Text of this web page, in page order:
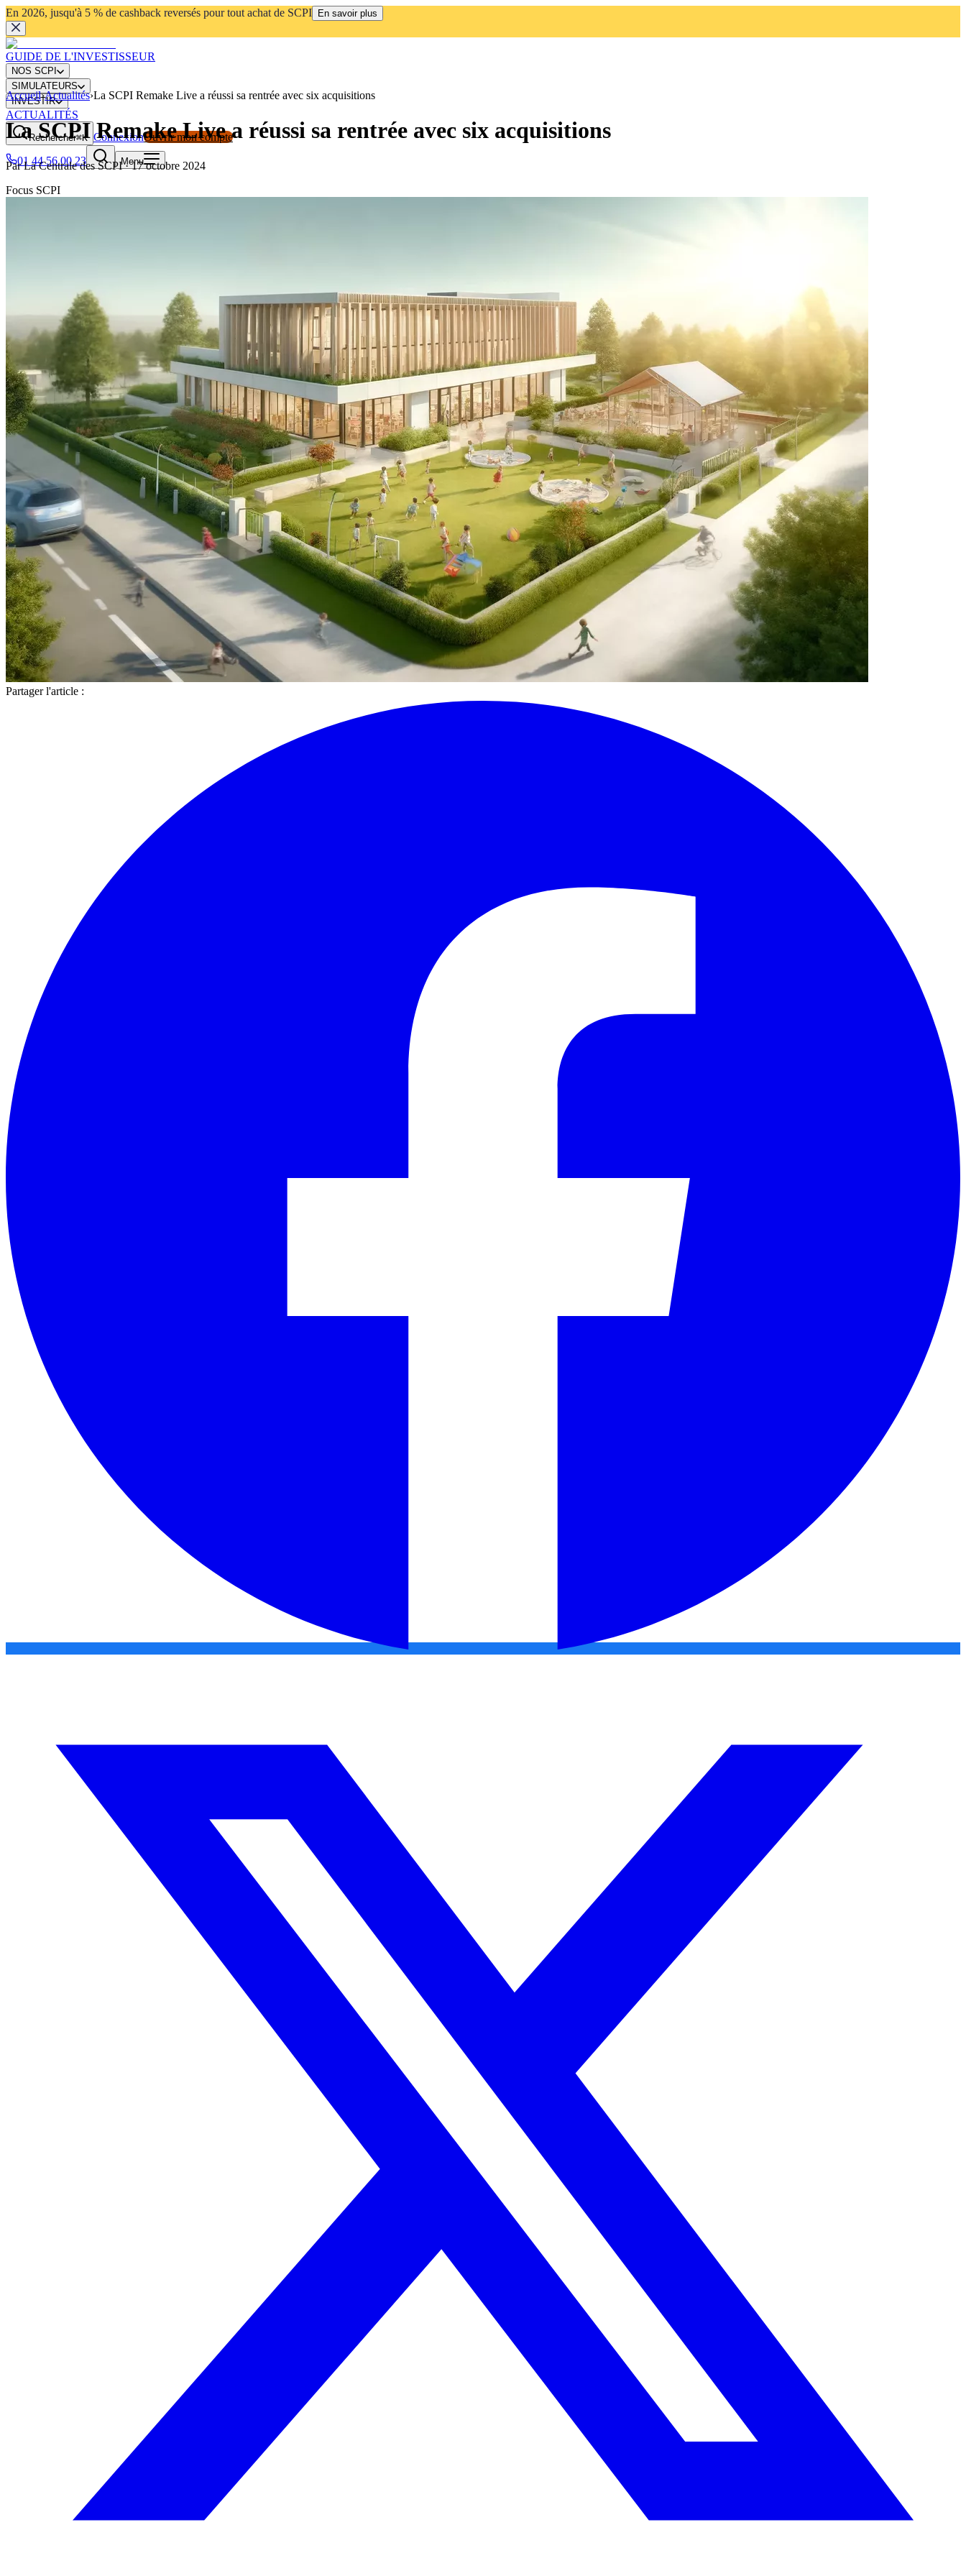
En 2026, jusqu'à 5 % de cashback reversés pour tout achat de SCPI En savoir plus
GUIDE DE L'INVESTISSEUR
NOS SCPI
SIMULATEURS
INVESTIR
ACTUALITÉS
Rechercher⌘K ConnexionOuvrir mon compte
01 44 56 00 23
Menu
Accueil›Actualités›La SCPI Remake Live a réussi sa rentrée avec six acquisitions
La SCPI Remake Live a réussi sa rentrée avec six acquisitions
Par La Centrale des SCPI·17 octobre 2024
Focus SCPI
Partager l'article :